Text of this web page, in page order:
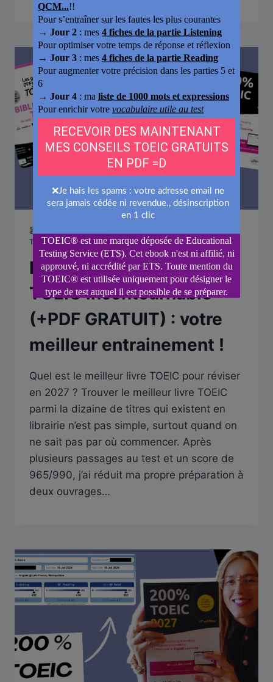
TEST D'ANGLAIS !
Ma selection de Livre
TOEIC incontournable
(+PDF GRATUIT) : votre
meilleur entrainement !
Quel est le meilleur livre TOEIC pour réviser
en 2027 ? Trouver le meilleur livre TOEIC
parmi la dizaine de titres qui existent en
librairie n’est pas simple, surtout quand on
ne sait pas par où commencer. Après
plusieurs passages au test et un score de
965/990, j’ai réduit ma propre préparation à
deux ouvrages…